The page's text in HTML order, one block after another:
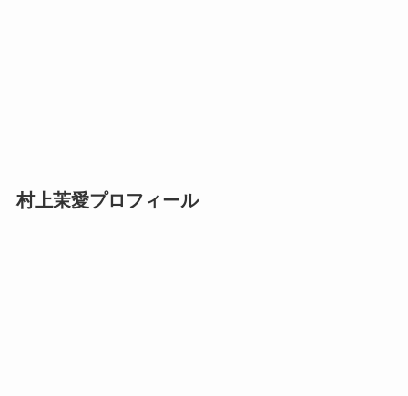
村上茉愛プロフィール